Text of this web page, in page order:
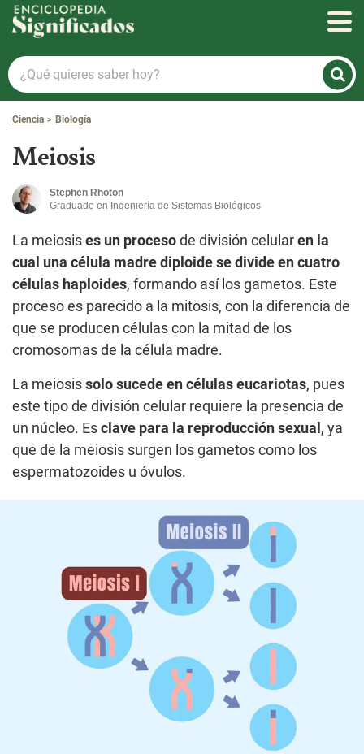
Enciclopedia Significados
¿Qué
quieres
saber
hoy?
Ciencia Biología
Meiosis
Stephen Rhoton
Graduado en Ingeniería de Sistemas Biológicos
La meiosis es un proceso de división celular en la
cual una célula madre diploide se divide en cuatro
células haploides, formando así los gametos. Este
proceso es parecido a la mitosis, con la diferencia de
que se producen células con la mitad de los
cromosomas de la célula madre.
La meiosis solo sucede en células eucariotas, pues
este tipo de división celular requiere la presencia de
un núcleo. Es clave para la reproducción sexual , ya
que de la meiosis surgen los gametos como los
espermatozoides u óvulos.